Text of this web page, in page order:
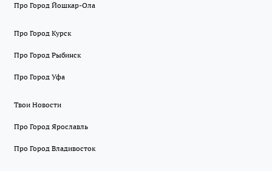
Про Город Йошкар-Ола
Про Город Курск
Про Город Рыбинск
Про Город Уфа
Твои Новости
Про Город Ярославль
Про Город Владивосток